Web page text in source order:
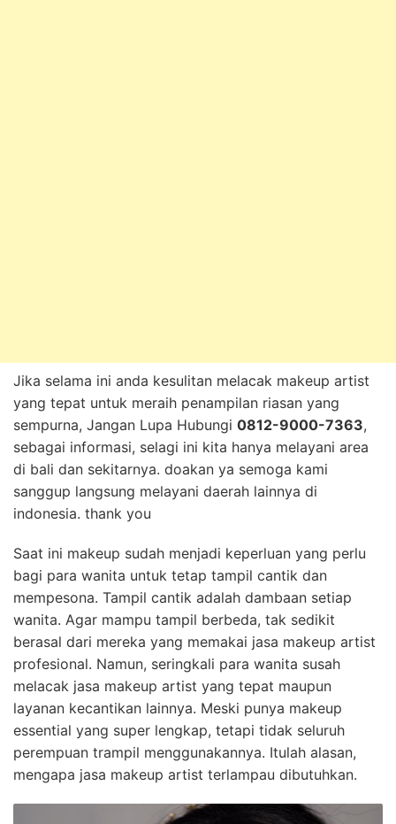
Jika selama ini anda kesulitan melacak makeup artist
yang tepat untuk meraih penampilan riasan yang
sempurna, Jangan Lupa Hubungi 0812-9000-7363,
sebagai informasi, selagi ini kita hanya melayani area
di bali dan sekitarnya. doakan ya semoga kami
sanggup langsung melayani daerah lainnya di
indonesia. thank you
Saat ini makeup sudah menjadi keperluan yang perlu
bagi para wanita untuk tetap tampil cantik dan
mempesona. Tampil cantik adalah dambaan setiap
wanita. Agar mampu tampil berbeda, tak sedikit
berasal dari mereka yang memakai jasa makeup artist
profesional. Namun, seringkali para wanita susah
melacak jasa makeup artist yang tepat maupun
layanan kecantikan lainnya. Meski punya makeup
essential yang super lengkap, tetapi tidak seluruh
perempuan trampil menggunakannya. Itulah alasan,
mengapa jasa makeup artist terlampau dibutuhkan.